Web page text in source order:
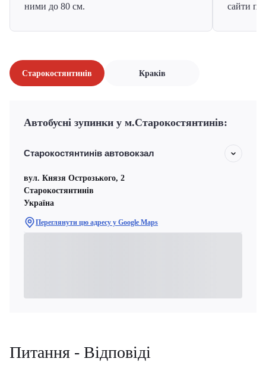
ними до 80 см.
сайти
Старокостянтинів Краків
Автобусні зупинки у м.Старокостянтинів:
Старокостянтинів автовокзал
вул. Князя Острозького, 2
Старокостянтинів
Україна
Переглянути цю адресу у Google Maps
Питання - Відповіді